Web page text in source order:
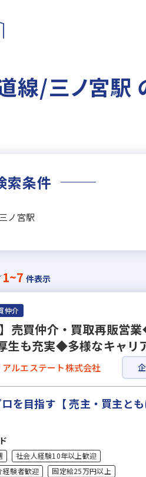
線/三ノ宮駅
索条件
ノ宮駅
1~7 件表示
仲介
】売買仲介・買取再販
生も充実◆多様なキャリ
ルエステート株式会社
を目指す【 売主・買主と
社会人経験10年以上歓迎
経験者歓迎
固定給25万円以上